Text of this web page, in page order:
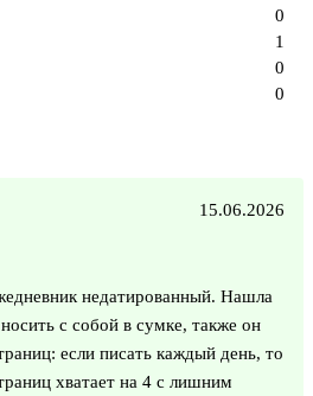
0
0
1
0
15.06.2026
недатированный. Нашла
с собой в сумке, также он
если писать каждый день, то
хватает на 4 с лишним